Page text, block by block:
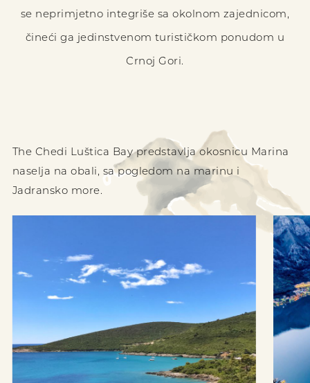
se neprimjetno integriše sa okolnom zajednicom,
čineći ga jedinstvenom turističkom ponudom u
Crnoj Gori.
The Chedi Luštica Bay predstavlja okosnicu Marina
naselja na obali, sa pogledom na marinu i
Jadransko more.